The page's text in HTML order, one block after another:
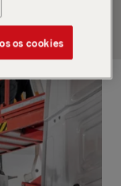
os cookies